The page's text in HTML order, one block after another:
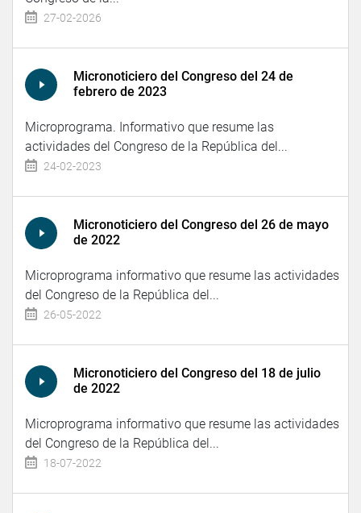
27-02-2026
Micronoticiero del Congreso del 24 de
febrero de 2023
Microprograma. Informativo que resume las
actividades del Congreso de la República del...
24-02-2023
Micronoticiero del Congreso del 26 de mayo
de 2022
Microprograma informativo que resume las actividades
del Congreso de la República del...
26-05-2022
Micronoticiero del Congreso del 18 de julio
de 2022
Microprograma informativo que resume las actividades
del Congreso de la República del...
18-07-2022